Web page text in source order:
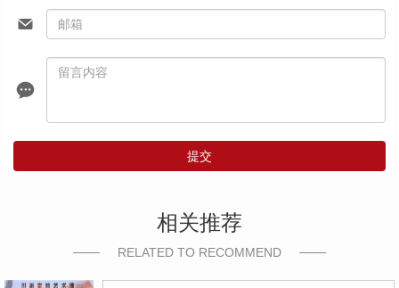
提交
相关推荐
RELATED TO RECOMMEND